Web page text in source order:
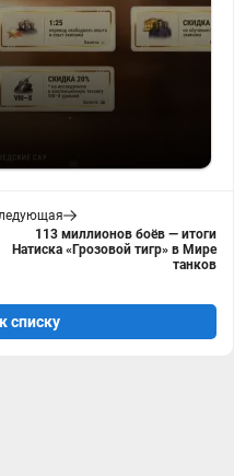
113 миллионов боёв — итоги
Натиска «Грозовой тигр» в Мире
танков
списку